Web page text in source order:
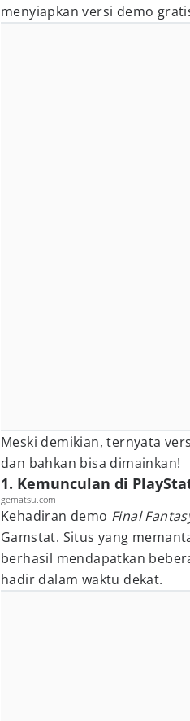
menyiapkan versi demo
Meski demikian, ternyata
dan bahkan bisa dimainkan!
1. Kemunculan di
gematsu.com
Kehadiran demo Final
Gamstat. Situs yang
berhasil mendapatkan
hadir dalam waktu dekat.